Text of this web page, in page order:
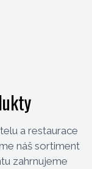
a restaurace
náš sortiment
zahrnujeme